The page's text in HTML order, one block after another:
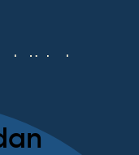
Haberler